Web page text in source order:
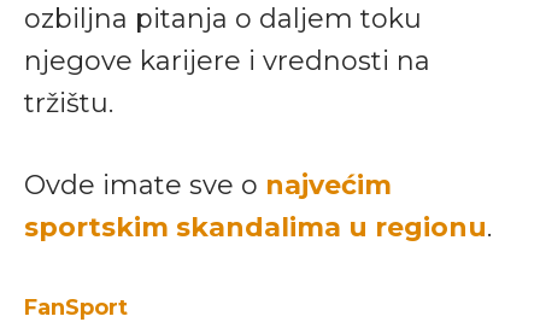
ozbiljna pitanja o daljem toku
njegove karijere i vrednosti na
tržištu.
Ovde imate sve o najvećim
sportskim skandalima u regionu.
FanSport